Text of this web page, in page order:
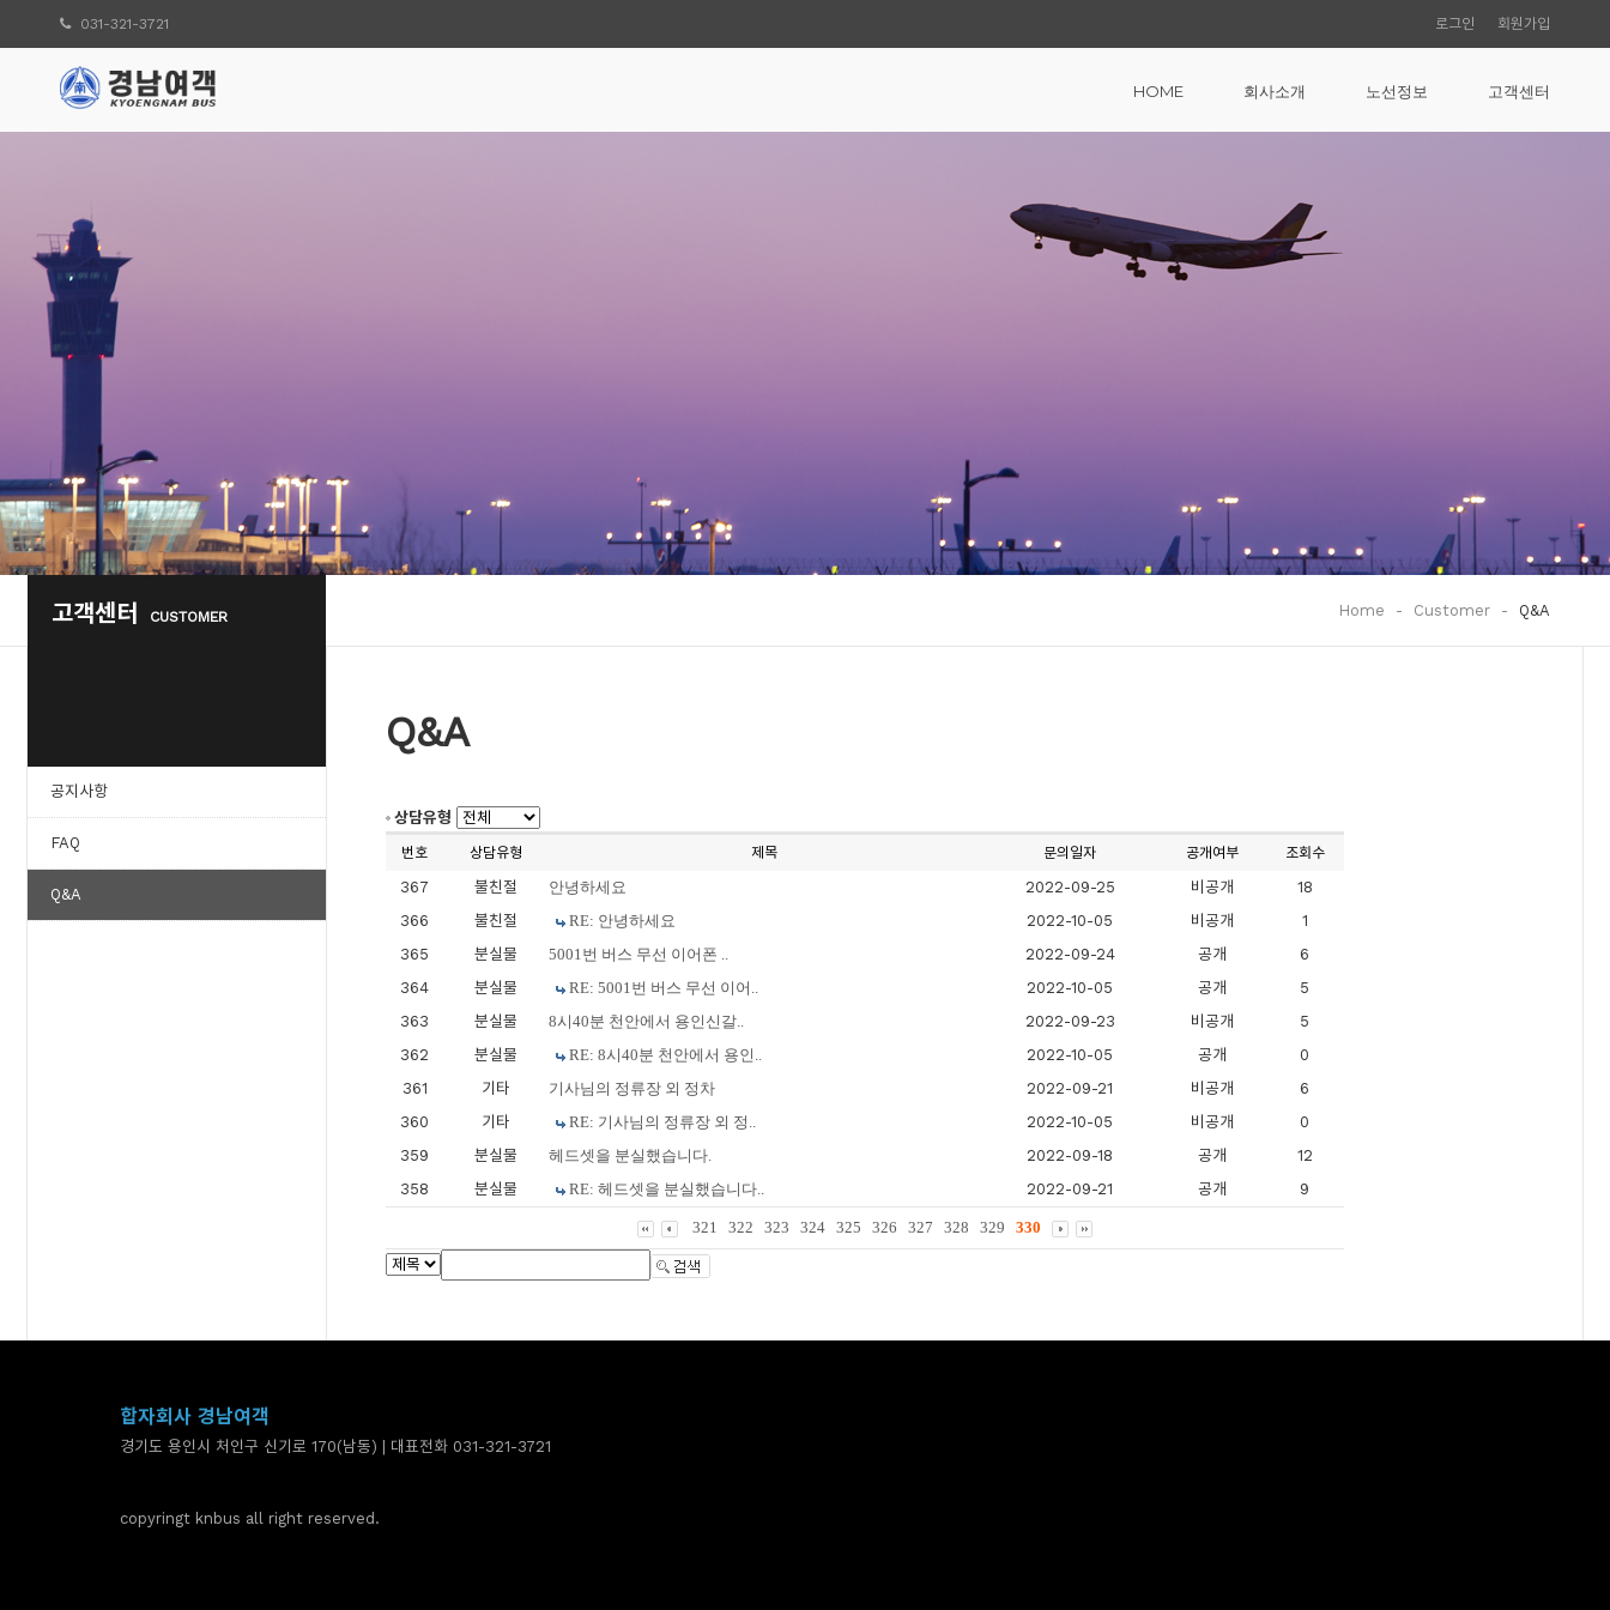
031-321-3721 로그인 회원가입
HOME 회사소개 노선정보 고객센터
Home - Customer - Q&A
고객센터 CUSTOMER
공지사항
FAQ
Q&A
Q&A
상담유형
번호 상담유형 제목 문의일자 공개여부 조회수
367 불친절 안녕하세요 2022-09-25 비공개
18
366
불친절 RE: 안녕하세요 2022-10-05 비공개
1
365
분실물 5001번 버스 무선 이어폰 .. 2022-09-24 공개
6
364
분실물 RE: 5001번 버스 무선 이어.. 2022-10-05 공개
5
363
분실물 8시40분 천안에서 용인신갈.. 2022-09-23 비공개
5
362
분실물 RE: 8시40분 천안에서 용인.. 2022-10-05 공개
0
361
기타 기사님의 정류장 외 정차 2022-09-21 비공개
6
360
기타 RE: 기사님의 정류장 외 정.. 2022-10-05 비공개
0
359
분실물 헤드셋을 분실했습니다. 2022-09-18 공개
12
358
분실물 RE: 헤드셋을 분실했습니다.. 2022-09-21 공개 9
321 322 323 324 325 326 327 328 329 330
합자회사 경남여객
경기도 용인시 처인구 신기로 170(남동) | 대표전화 031-321-3721
copyringt knbus all right reserved.